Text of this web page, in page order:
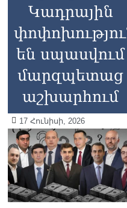
Կադրային
են սպասվում
մարզպետաց
աշխարհում
17 Հունիսի, 2026